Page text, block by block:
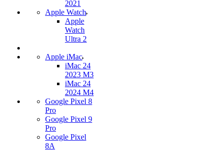
2021
Apple Watch
Apple
Watch
Ultra 2
Apple iMac
iMac 24
2023 M3
iMac 24
2024 M4
Google Pixel 8
Pro
Google Pixel 9
Pro
Google Pixel
8A